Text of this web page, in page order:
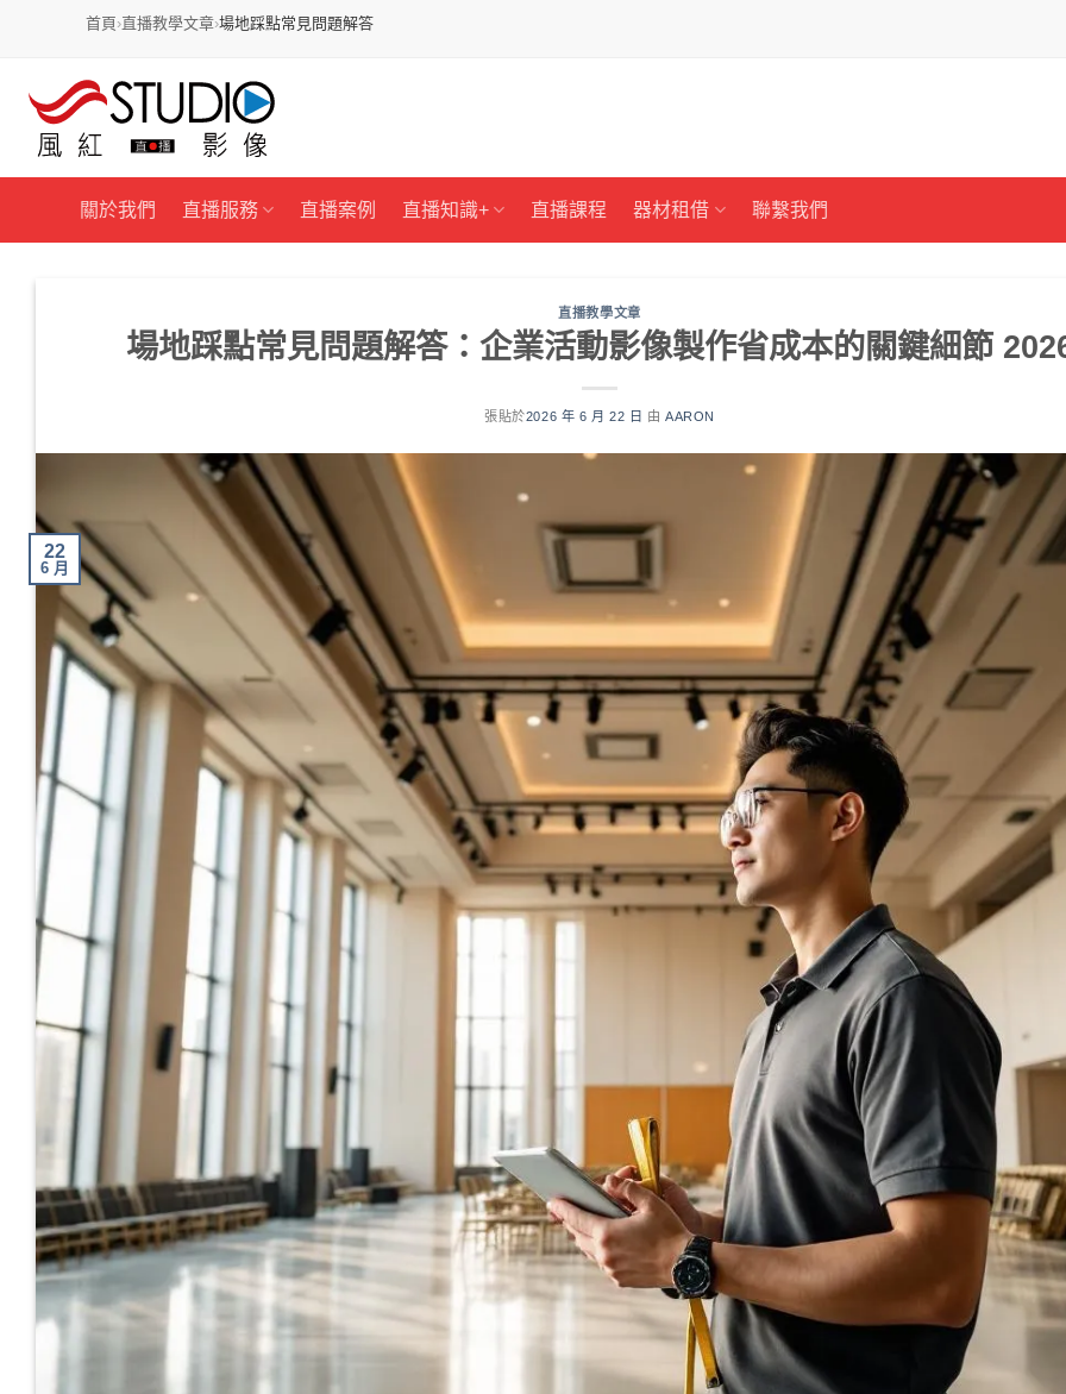
首頁›直播教學文章›場地踩點常見問題解答
關於我們 直播服務 直播案例 直播知識+ 直播課程 器材租借 聯繫我們
直播教學文章
場地踩點常見問題解答：企業活動影像製作省成本的關鍵細節
張貼於2026 年 6 月 22 日 由 AARON
22
6 月